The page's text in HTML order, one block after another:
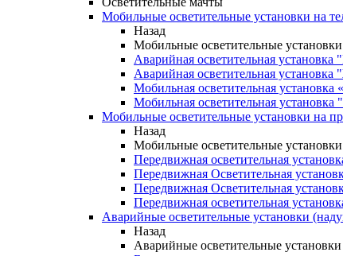
Мобильные осветительные установки на
Назад
Мобильные осветительные
Аварийная осветительная установка
Аварийная осветительная
Мобильная осветительная установка
Мобильная осветительная установка
Мобильные осветительные установки на
Назад
Мобильные осветительные
Передвижная осветительная
Передвижная Осветительная
Передвижная Осветительная
Передвижная осветительная
Аварийные осветительные установки
Назад
Аварийные осветительные